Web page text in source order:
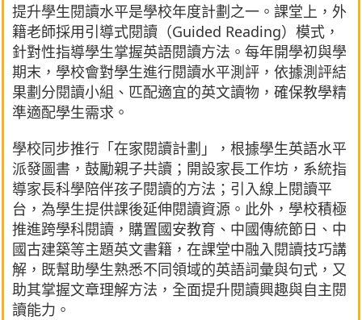
提升學生閱讀水平是學校年度計劃之一。課堂上，外
籍老師採用引導式閱讀（Guided Reading）模式，
針對性指導學生掌握英語閱讀方法。每年開學初與學
期末，學校會對學生進行閱讀水平測評，依據測評結
果劃分閱讀小組、匹配適宜的英文讀物，確保教學精
準適配學生需求。
學校同步推行「在家閱讀計劃」，根據學生英語水平
派發圖書，鼓勵親子共讀；開設家長工作坊，系統指
導家長科學陪伴孩子閱讀的方法；引入線上閱讀平
台，為學生提供課後延伸閱讀資源。此外，學校積極
推進跨學科閱讀，購置國安教育、中國傳統節日、中
國古建築等主題英文書籍，在課堂中融入閱讀技巧講
解，既幫助學生熟悉不同領域的英語詞彙與句式，又
助其掌握文章理解方法，全面提升閱讀興趣與自主閱
讀能力。